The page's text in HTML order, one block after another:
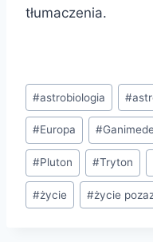
tłumaczenia.
Tagi
wpisu:
#astrobiologia #
#Europa #
#Pluton #Tryton
#życie #życie